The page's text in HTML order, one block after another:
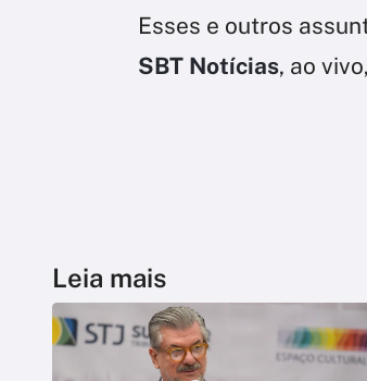
Esses e outros
SBT Notícias, ao
Leia mais